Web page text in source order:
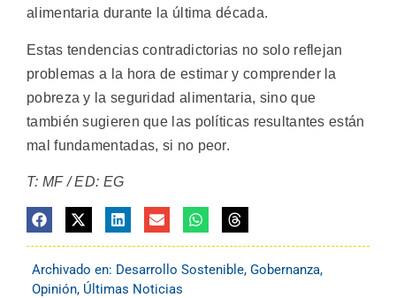
alimentaria durante la última década.
Estas tendencias contradictorias no solo reflejan
problemas a la hora de estimar y comprender la
pobreza y la seguridad alimentaria, sino que
también sugieren que las políticas resultantes están
mal fundamentadas, si no peor.
T: MF / ED: EG
Archivado en: Desarrollo Sostenible, Gobernanza,
Opinión, Últimas Noticias